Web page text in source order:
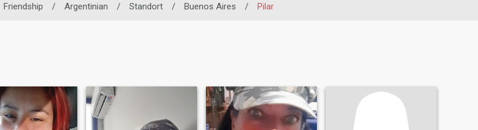
Friendship / Argentinian / Standort / Buenos Aires / Pilar